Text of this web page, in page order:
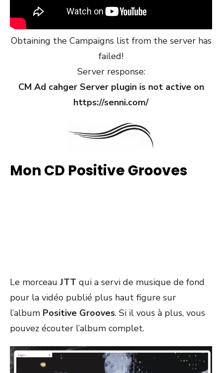
Obtaining the Campaigns list from the server has
failed!
Server response:
CM Ad cahger Server plugin is not active on
https://senni.com/
Mon CD Positive Grooves
Le morceau JTT qui a servi de musique de fond
pour la vidéo publié plus haut figure sur
l’album Positive Grooves. Si il vous à plus, vous
pouvez écouter l’album complet.